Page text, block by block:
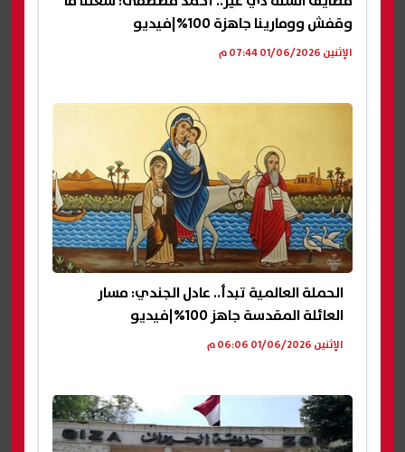
وقفش وومارينا جاهزة 100%|فيديو
الإثنين 01/06/2026 07:44 م
الحملة العالمية تبدأ.. عادل الجندي: مسار
العائلة المقدسة جاهز 100%|فيديو
الإثنين 01/06/2026 06:06 م